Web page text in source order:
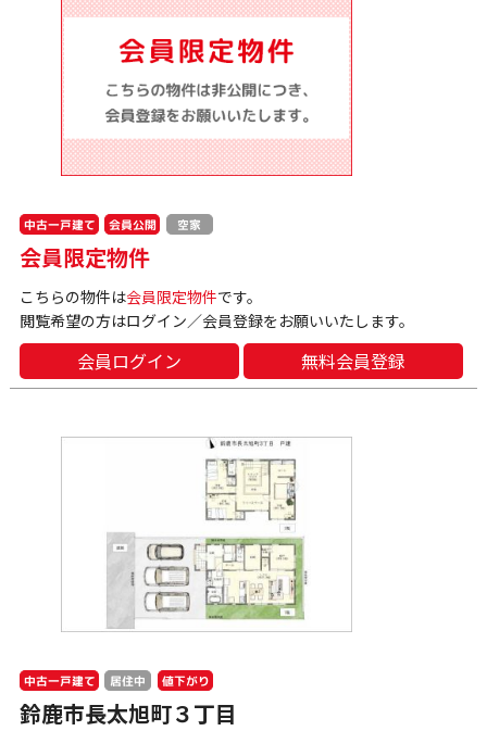
中古一戸建て 会員公開 空家
会員限定物件
こちらの物件は会員限定物件です。
閲覧希望の方はログイン／会員登録をお願いいたします。
会員ログイン 無料会員登録
中古一戸建て 居住中 値下がり
鈴鹿市長太旭町３丁目